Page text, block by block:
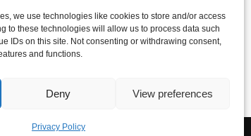
we use technologies like cookies to store and/or access
to these technologies will allow us to process data such
IDs on this site. Not consenting or withdrawing consent,
and functions.
Deny View preferences
Privacy Policy